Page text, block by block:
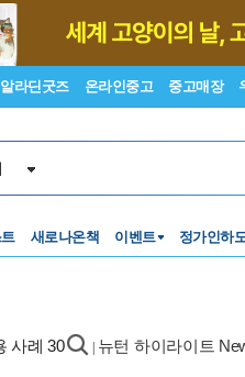
알라딘굿즈 온라인중고 중고매장
새로나온책 이벤트 정가인하
사례 30 뉴턴 하이라이트